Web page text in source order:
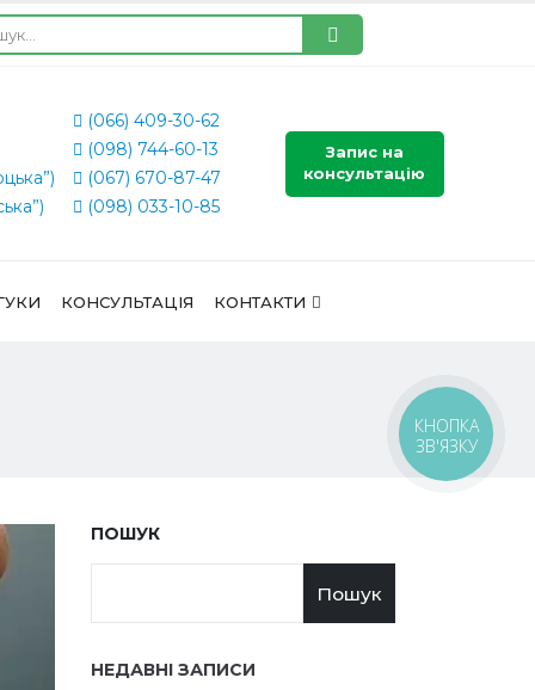
(066) 409-30-62
(098) 744-60-13
(067) 670-87-47
(098) 033-10-85
Запис на
консультацію
КОНСУЛЬТАЦІЯ КОНТАКТИ
ПОШУК
Пошук
НЕДАВНІ ЗАПИСИ
КНОПКА
ЗВ'ЯЗКУ